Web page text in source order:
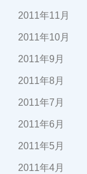
2011年11月
2011年10月
2011年9月
2011年8月
2011年7月
2011年6月
2011年5月
2011年4月